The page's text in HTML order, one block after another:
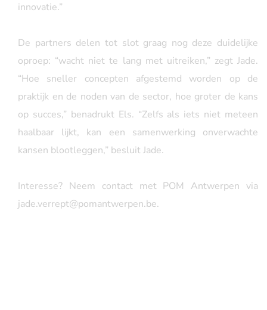
innovatie.”
De partners delen tot slot graag nog deze duidelijke
oproep: “wacht niet te lang met uitreiken,” zegt Jade.
“Hoe sneller concepten afgestemd worden op de
praktijk en de noden van de sector, hoe groter de kans
op succes,” benadrukt Els. “Zelfs als iets niet meteen
haalbaar lijkt, kan een samenwerking onverwachte
kansen blootleggen,” besluit Jade.
Interesse? Neem contact met POM Antwerpen via
jade.verrept@pomantwerpen.be.